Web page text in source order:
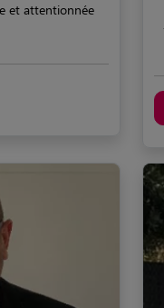
et attentionnée